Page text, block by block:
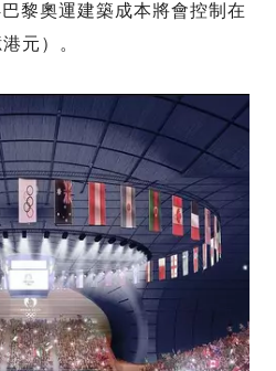
黎奧運建築成本將會控制在
元）。